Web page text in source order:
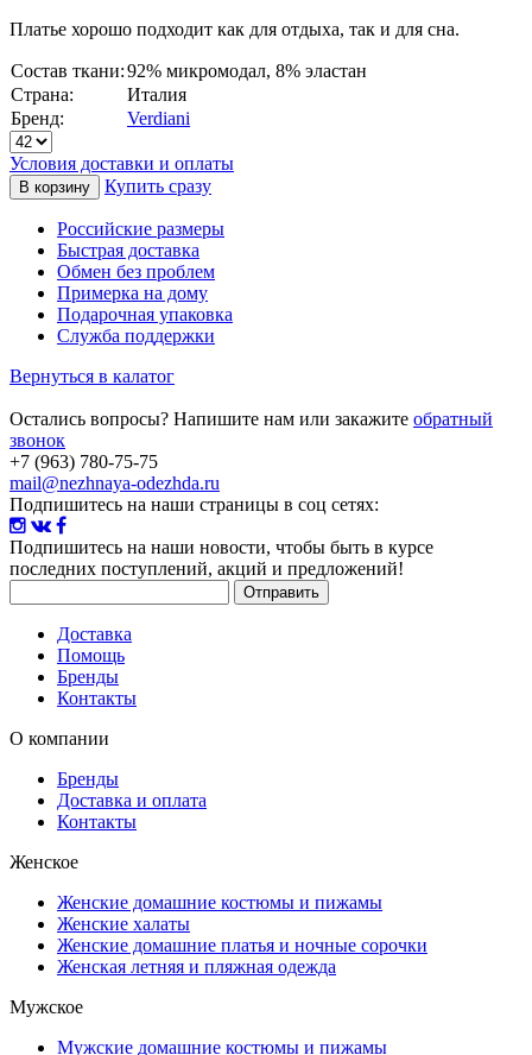
Платье хорошо подходит как для отдыха, так и для сна.
Состав ткани:92% микромодал, 8% эластан
Страна:
Италия
Бренд:
Verdiani
Условия доставки и оплаты
Купить сразу
Российские размеры
Быстрая доставка
Обмен без проблем
Примерка на дому
Подарочная упаковка
Служба поддержки
Вернуться в калатог
Остались вопросы? Напишите нам или закажите обратный
звонок
+7 (963) 780-75-75
mail@nezhnaya-odezhda.ru
Подпишитесь на наши страницы в соц сетях:
Подпишитесь на наши новости, чтобы быть в курсе
последних поступлений, акций и предложений!
Доставка
Помощь
Бренды
Контакты
О компании
Бренды
Доставка и оплата
Контакты
Женское
Женские домашние костюмы и пижамы
Женские халаты
Женские домашние платья и ночные сорочки
Женская летняя и пляжная одежда
Мужское
Мужские домашние костюмы и пижамы